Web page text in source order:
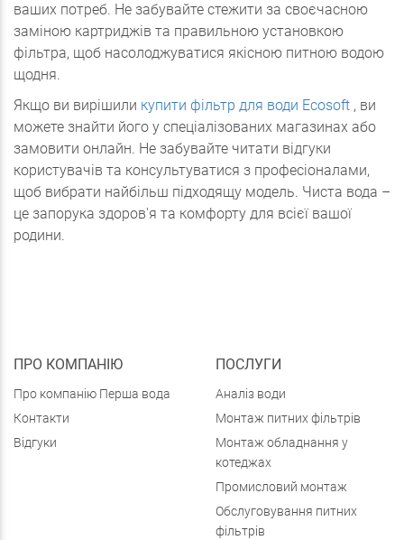
ваших потреб. Не забувайте стежити за своєчасною
заміною картриджів та правильною установкою
фільтра, щоб насолоджуватися якісною питною водою
щодня.
Якщо ви вирішили купити фільтр для води Ecosoft , ви
можете знайти його у спеціалізованих магазинах або
замовити онлайн. Не забувайте читати відгуки
користувачів та консультуватися з професіоналами,
щоб вибрати найбільш підходящу модель. Чиста вода –
це запорука здоров'я та комфорту для всієї вашої
родини.
ПРО КОМПАНІЮ
Про компанію Перша вода
Контакти
Відгуки
ПОСЛУГИ
Аналіз води
Монтаж питних фільтрів
Монтаж обладнання у
котеджах
Промисловий монтаж
Обслуговування питних
фільтрів